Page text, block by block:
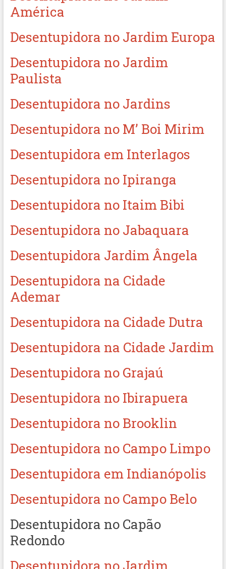
América
Desentupidora no Jardim Europa
Desentupidora no Jardim
Paulista
Desentupidora no Jardins
Desentupidora no M’ Boi Mirim
Desentupidora em Interlagos
Desentupidora no Ipiranga
Desentupidora no Itaim Bibi
Desentupidora no Jabaquara
Desentupidora Jardim Ângela
Desentupidora na Cidade
Ademar
Desentupidora na Cidade Dutra
Desentupidora na Cidade Jardim
Desentupidora no Grajaú
Desentupidora no Ibirapuera
Desentupidora no Brooklin
Desentupidora no Campo Limpo
Desentupidora em Indianópolis
Desentupidora no Campo Belo
Desentupidora no Capão
Redondo
Desentupidora no Jardim